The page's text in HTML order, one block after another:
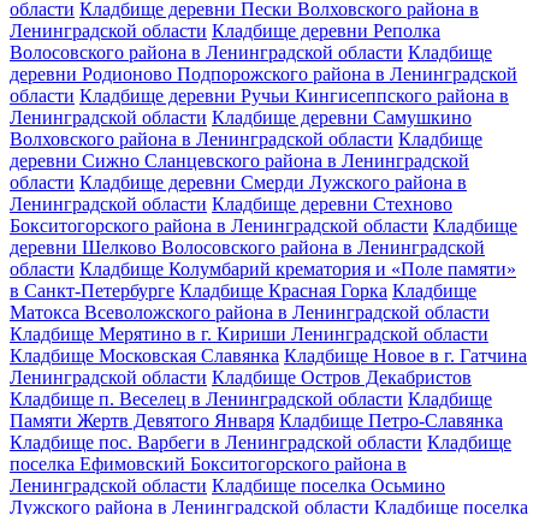
области Кладбище деревни Пески Волховского района в
Ленинградской области Кладбище деревни Реполка
Волосовского района в Ленинградской области Кладбище
деревни Родионово Подпорожского района в Ленинградской
области Кладбище деревни Ручьи Кингисеппского района в
Ленинградской области Кладбище деревни Самушкино
Волховского района в Ленинградской области Кладбище
деревни Сижно Сланцевского района в Ленинградской
области Кладбище деревни Смерди Лужского района в
Ленинградской области Кладбище деревни Стехново
Бокситогорского района в Ленинградской области Кладбище
деревни Шелково Волосовского района в Ленинградской
области Кладбище Колумбарий крематория и «Поле памяти»
в Санкт-Петербурге Кладбище Красная Горка Кладбище
Матокса Всеволожского района в Ленинградской области
Кладбище Мерятино в г. Кириши Ленинградской области
Кладбище Московская Славянка Кладбище Новое в г. Гатчина
Ленинградской области Кладбище Остров Декабристов
Кладбище п. Веселец в Ленинградской области Кладбище
Памяти Жертв Девятого Января Кладбище Петро-Славянка
Кладбище пос. Варбеги в Ленинградской области Кладбище
поселка Ефимовский Бокситогорского района в
Ленинградской области Кладбище поселка Осьмино
Лужского района в Ленинградской области Кладбище поселка